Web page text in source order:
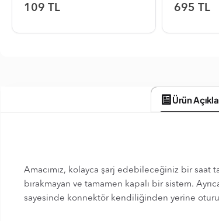
109 TL 695 TL
Ürün
Amacımız, kolayca şarj edebileceğiniz bir saat
bırakmayan ve tamamen kapalı bir sistem.
sayesinde konnektör kendiliğinden yerine